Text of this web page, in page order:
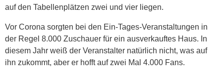
auf den Tabellenplätzen zwei und vier liegen.
Vor Corona sorgten bei den Ein-Tages-Veranstaltungen in
der Regel 8.000 Zuschauer für ein ausverkauftes Haus. In
diesem Jahr weiß der Veranstalter natürlich nicht, was auf
ihn zukommt, aber er hofft auf zwei Mal 4.000 Fans.